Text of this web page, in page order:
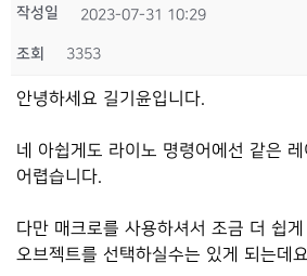
작성일 2023-07-31 10:29
조회 3353
안녕하세요 길기윤입니다.
네 아쉽게도 라이노 명령어에선 같은 레
어렵습니다.
다만 매크로를 사용하셔서 조금 더 쉽
오브젝트를 선택하실수는 있게 되는데요